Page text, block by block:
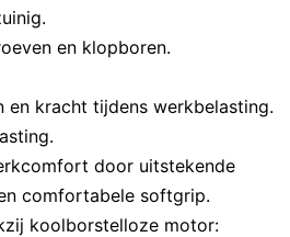
en klopboren.
en kracht tijdens werkbelasting.
door uitstekende
comfortabele softgrip.
koolborstelloze motor: